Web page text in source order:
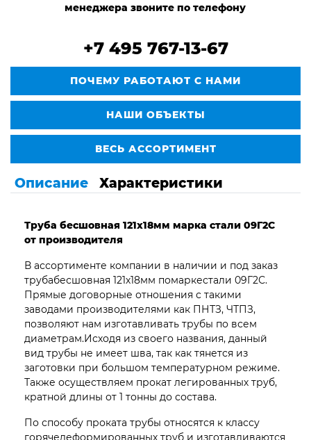
менеджера звоните по телефону
+7 495 767-13-67
ПОЧЕМУ РАБОТАЮТ С НАМИ
НАШИ ОБЪЕКТЫ
ВЕСЬ АССОРТИМЕНТ
Описание Характеристики
Труба бесшовная 121х18мм марка стали 09Г2С
от производителя
В ассортименте компании в наличии и под заказ
трубабесшовная 121х18мм помаркестали 09Г2С.
Прямые договорные отношения с такими
заводами производителями как ПНТЗ, ЧТПЗ,
позволяют нам изготавливать трубы по всем
диаметрам.Исходя из своего названия, данный
вид трубы не имеет шва, так как тянется из
заготовки при большом температурном режиме.
Также осуществляем прокат легированных труб,
кратной длины от 1 тонны до состава.
По способу проката трубы относятся к классу
горячедеформированных труб и изготавливаются